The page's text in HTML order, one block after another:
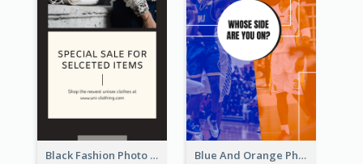
Black Fashion Photo Special Sale Instagram Story Blue And Orange Photo Basketball Match Instagram Story